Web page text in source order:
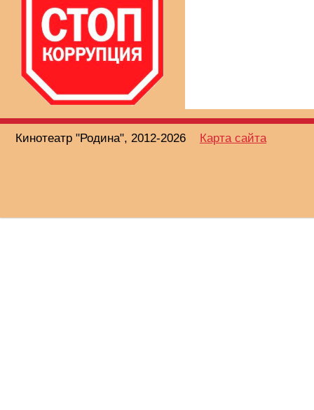
Кинотеатр "Родина", 2012-2026 Карта сайта